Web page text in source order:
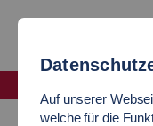
Laufende Projekte
Auf unserer
welche für die